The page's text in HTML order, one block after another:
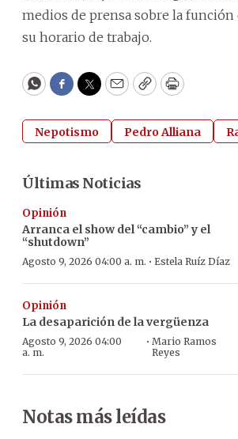
medios de prensa sobre la función
su horario de trabajo.
WhatsApp
Facebook
Twitter
EmailCopyPrint
Nepotismo Pedro Alliana
Últimas Noticias
Opinión
Arranca el show del “cambio” y el
“shutdown”
Agosto 9, 2026 04:00 a. m. · Estela Ruíz Díaz
Opinión
La desaparición de la vergüenza
Agosto 9, 2026 04:00
a. m.
· Mario Ramos
Reyes
Notas más leídas